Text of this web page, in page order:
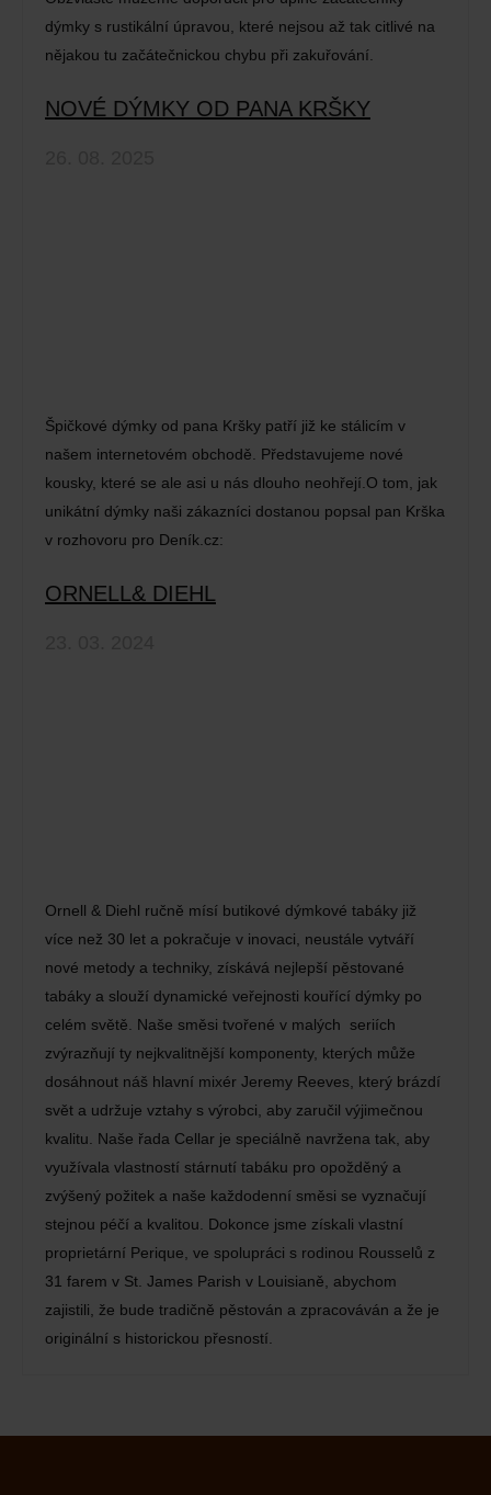
dýmky s rustikální úpravou, které nejsou až tak citlivé na
nějakou tu začátečnickou chybu při zakuřování.
NOVÉ DÝMKY OD PANA KRŠKY
Špičkové dýmky od pana Kršky patří již ke stálicím v
našem internetovém obchodě. Představujeme nové
kousky, které se ale asi u nás dlouho neohřejí.O tom, jak
unikátní dýmky naši zákazníci dostanou popsal pan Krška
v rozhovoru pro Deník.cz:
ORNELL& DIEHL
Ornell & Diehl ručně mísí butikové dýmkové tabáky již
více než 30 let a pokračuje v inovaci, neustále vytváří
nové metody a techniky, získává nejlepší pěstované
tabáky a slouží dynamické veřejnosti kouřící dýmky po
celém světě. Naše směsi tvořené v malých seriích
zvýrazňují ty nejkvalitnější komponenty, kterých může
dosáhnout náš hlavní mixér Jeremy Reeves, který brázdí
svět a udržuje vztahy s výrobci, aby zaručil výjimečnou
kvalitu. Naše řada Cellar je speciálně navržena tak, aby
využívala vlastností stárnutí tabáku pro opožděný a
zvýšený požitek a naše každodenní směsi se vyznačují
stejnou péčí a kvalitou. Dokonce jsme získali vlastní
proprietární Perique, ve spolupráci s rodinou Rousselů z
31 farem v St. James Parish v Louisianě, abychom
zajistili, že bude tradičně pěstován a zpracováván a že je
originální s historickou přesností.